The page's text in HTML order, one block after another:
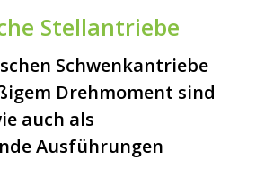
Stellantriebe
Schwenkantriebe
Drehmoment sind
auch als
Ausführungen